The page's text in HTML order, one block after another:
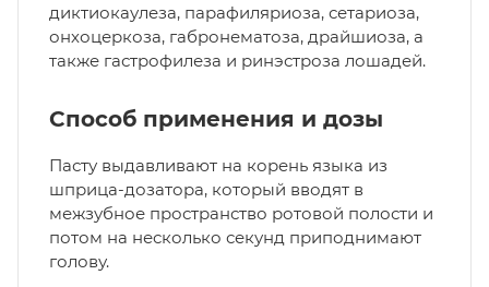
диктиокаулеза, парафиляриоза, сетариоза,
онхоцеркоза, габронематоза, драйшиоза, а
также гастрофилеза и ринэстроза лошадей.
Способ применения и дозы
Пасту выдавливают на корень языка из
шприца-дозатора, который вводят в
межзубное пространство ротовой полости и
потом на несколько секунд приподнимают
голову.